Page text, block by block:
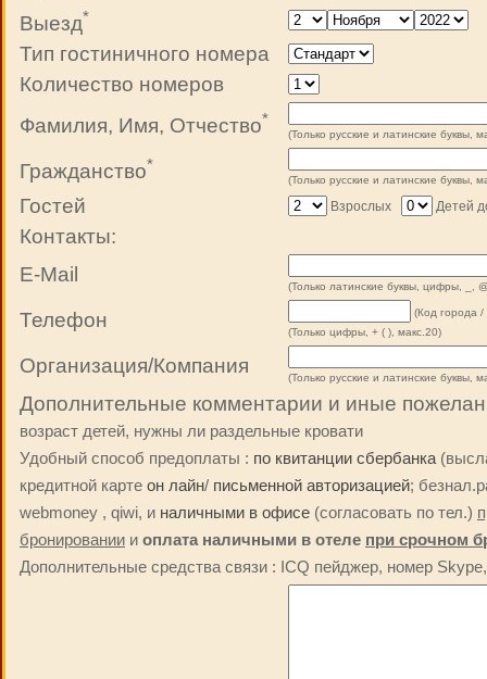
Выезд*
Тип гостиничного номера
Количество номеров
Фамилия, Имя, Отчество*
(Только русские и латинские буквы,
Гражданство*
(Только русские и латинские буквы,
Гостей Взрослых Детей
Контакты:
E-Mail
(Только латинские буквы, цифры, _,
Телефон
(Код города
(Только цифры, + ( ), макс.20)
Организация/Компания
(Только русские и латинские буквы,
Дополнительные комментарии и иные
возраст детей, нужны ли раздельные кровати
Удобный способ предоплаты : по квитанции сбербанка
кредитной карте он лайн/ письменной авторизацией;
webmoney , qiwi, и наличными в офисе (согласовать по тел.)
бронировании и оплата наличными в отеле при срочном
Дополнительные средства связи : ICQ пейджер, номер